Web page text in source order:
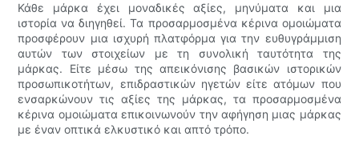
Κάθε μάρκα έχει μοναδικές αξίες, μηνύματα και μια
ιστορία να διηγηθεί. Τα προσαρμοσμένα κέρινα ομοιώματα
προσφέρουν μια ισχυρή πλατφόρμα για την ευθυγράμμιση
αυτών των στοιχείων με τη συνολική ταυτότητα της
μάρκας. Είτε μέσω της απεικόνισης βασικών ιστορικών
προσωπικοτήτων, επιδραστικών ηγετών είτε ατόμων που
ενσαρκώνουν τις αξίες της μάρκας, τα προσαρμοσμένα
κέρινα ομοιώματα επικοινωνούν την αφήγηση μιας μάρκας
με έναν οπτικά ελκυστικό και απτό τρόπο.